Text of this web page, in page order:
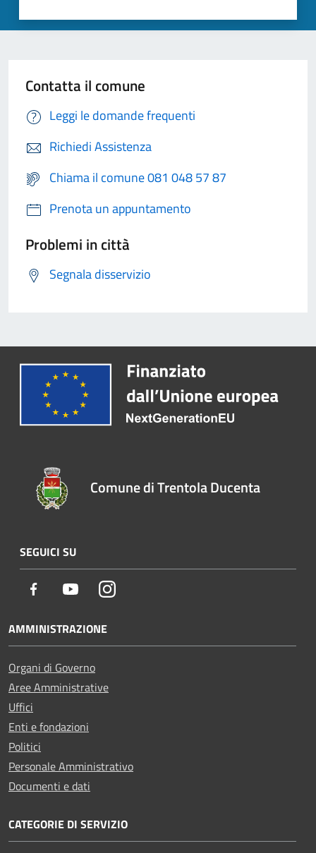
Contatta il comune
Leggi le domande frequenti
Richiedi Assistenza
Chiama il comune 081 048 57 87
Prenota un appuntamento
Problemi in città
Segnala disservizio
Comune di Trentola Ducenta
SEGUICI SU
Facebook YoutubeInstagram
AMMINISTRAZIONE
Organi di Governo
Aree Amministrative
Uffici
Enti e fondazioni
Politici
Personale Amministrativo
Documenti e dati
CATEGORIE DI SERVIZIO